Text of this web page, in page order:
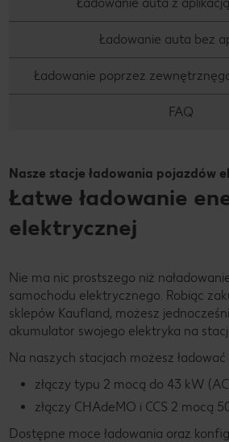
Ładowanie auta bez
Ładowanie poprzez
FAQ
Nasze stacje ładowania pojazdów
Łatwe ładowanie
elektrycznej
Nie ma nic prostszego niż
samochodu elektrycznego. Robiąc
sklepów Kaufland, możesz
akumulator swojego elektryka na
Na naszych stacjach możesz
złączy typu 2 mocą do 43 kW
złączy CHAdeMO i CCS 2 mocą
Dostępne moce ładowania oraz